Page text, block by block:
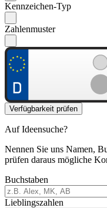
Kennzeichen-Typ
Zahlenmuster
Verfügbarkeit prüfen
Auf Ideensuche?
Nennen Sie uns Namen,
prüfen daraus mögliche
Buchstaben
Lieblingszahlen